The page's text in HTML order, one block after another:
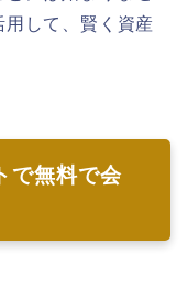
して、賢く資産
で無料で会